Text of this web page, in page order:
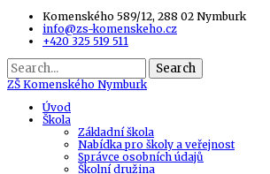
Komenského 589/12, 288 02 Nymburk
info@zs-komenskeho.cz
+420 325 519 511
Search
ZŠ Komenského Nymburk
Úvod
Škola
Základní škola
Nabídka pro školy a veřejnost
Správce osobních údajů
Školní družina